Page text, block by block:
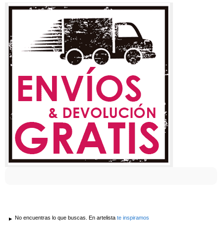
No encuentras lo que buscas. En artelista te inspiramos